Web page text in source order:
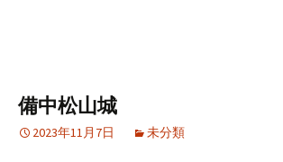
備中松山城
2023年11月7日 未分類